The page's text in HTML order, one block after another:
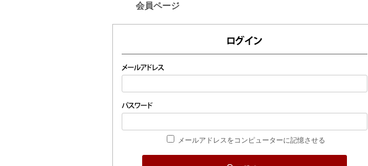
会員ページ
メールアドレスをコンピューターに記憶させる